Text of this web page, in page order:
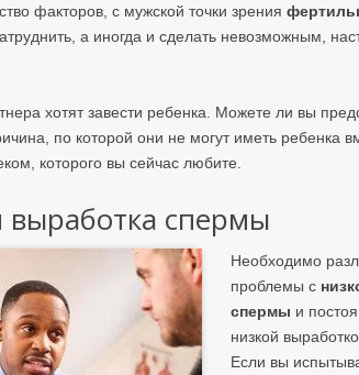
факторов, с мужской точки зрения
а иногда и сделать невозможным,
хотят завести ребенка. Можете ли вы
по которой они не могут иметь ребенка
которого вы сейчас любите.
выработка спермы
Необходимо
проблемы с
спермы и
низкой
Если вы